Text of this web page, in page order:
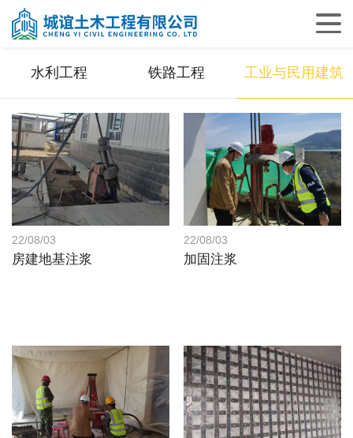
水利工程 铁路工程 工业与民用建筑
22/08/03
房建地基注浆
22/08/03
加固注浆